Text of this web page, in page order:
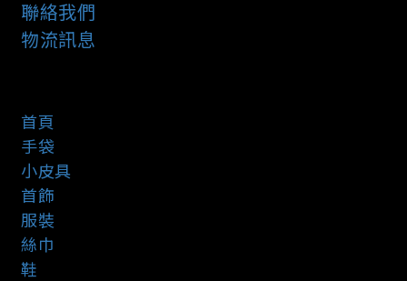
聯絡我們
物流訊息
首頁
手袋
小皮具
首飾
服裝
絲巾
鞋